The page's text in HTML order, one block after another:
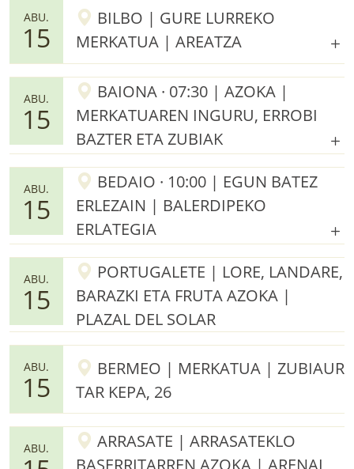
ABU.
15
BILBO | GURE LURREKO
MERKATUA | AREATZA
ABU.
15
BAIONA · 07:30 | AZOKA |
MERKATUAREN INGURU, ERROBI
BAZTER ETA ZUBIAK
ABU.
15
BEDAIO · 10:00 | EGUN BATEZ
ERLEZAIN | BALERDIPEKO
ERLATEGIA
ABU.
15
PORTUGALETE | LORE, LANDARE,
BARAZKI ETA FRUTA AZOKA |
PLAZAL DEL SOLAR
ABU.
15
BERMEO | MERKATUA | ZUBIAUR
TAR KEPA, 26
ABU.
ARRASATE | ARRASATEKLO